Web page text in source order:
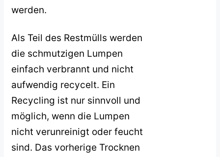
werden.
Als Teil des Restmülls werden
die schmutzigen Lumpen
einfach verbrannt und nicht
aufwendig recycelt. Ein
Recycling ist nur sinnvoll und
möglich, wenn die Lumpen
nicht verunreinigt oder feucht
sind. Das vorherige Trocknen